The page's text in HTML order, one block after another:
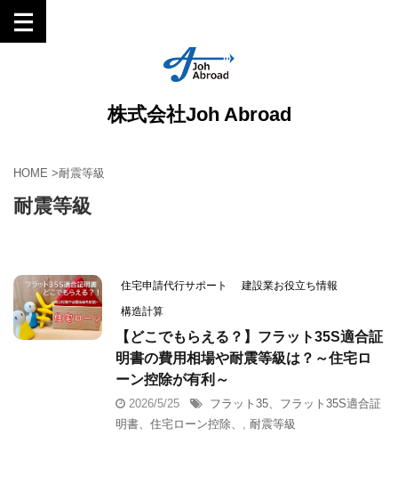
株式会社Joh Abroad
HOME >耐震等級
耐震等級
住宅申請代行サポート 建設業お役立ち情報
構造計算
【どこでもらえる？】フラット35S適合証
明書の費用相場や耐震等級は？～住宅ロ
ーン控除が有利～
2026/5/25
フラット35、フラット35S適合証
明書、住宅ローン控除、
耐震等級